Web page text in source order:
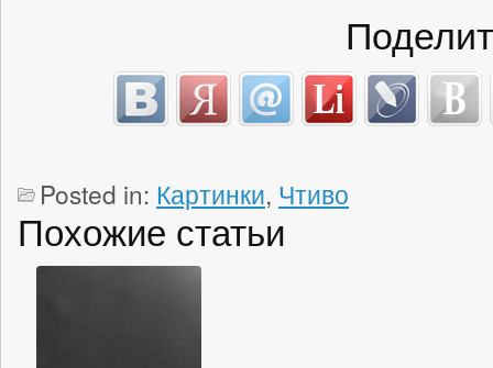
Posted in: Картинки, Чтиво
Похожие статьи